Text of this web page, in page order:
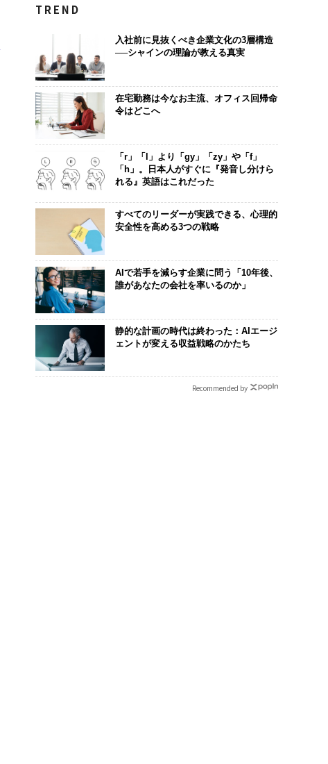
TREND
入社前に見抜くべき企業文化の3層構造
──シャインの理論が教える真実
在宅勤務は今なお主流、オフィス回帰命
令はどこへ
「r」「l」より「gy」「zy」や「f」
「h」。日本人がすぐに『発音し分けら
れる』英語はこれだった
すべてのリーダーが実践できる、心理的
安全性を高める3つの戦略
AIで若手を減らす企業に問う「10年後、
誰があなたの会社を率いるのか」
静的な計画の時代は終わった：AIエージ
ェントが変える収益戦略のかたち
Recommended by